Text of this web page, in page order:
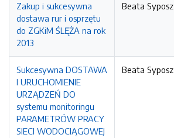
Zakup i sukcesywna
dostawa rur i osprzętu
do ZGKiM ŚLĘŻA na rok
2013
Beata Syposz
Sukcesywna DOSTAWA
I URUCHOMIENIE
URZĄDZEŃ DO
systemu monitoringu
PARAMETRÓW PRACY
SIECI WODOCIĄGOWEJ
Beata Syposz